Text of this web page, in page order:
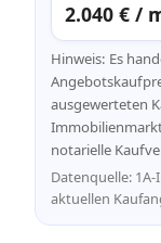
2.040 € /
Hinweis: Es
ausgewerteten
notarielle
Datenquelle:
aktuellen